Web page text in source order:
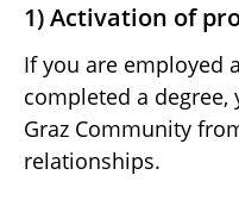
1) Activation of
If you are employed
completed a degree,
Graz Community
relationships.